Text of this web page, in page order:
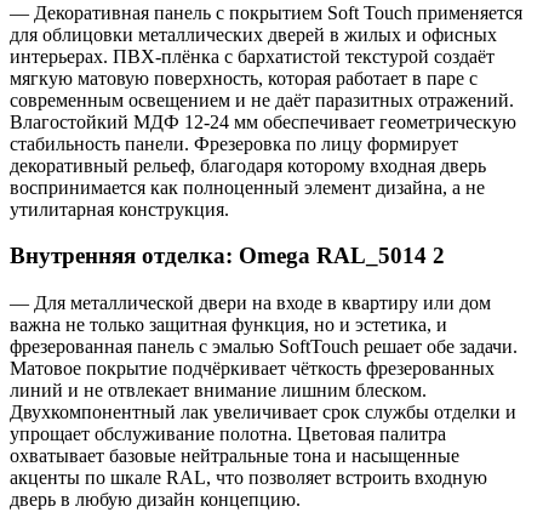
— Декоративная панель с покрытием Soft Touch применяется
для облицовки металлических дверей в жилых и офисных
интерьерах. ПВХ-плёнка с бархатистой текстурой создаёт
мягкую матовую поверхность, которая работает в паре с
современным освещением и не даёт паразитных отражений.
Влагостойкий МДФ 12-24 мм обеспечивает геометрическую
стабильность панели. Фрезеровка по лицу формирует
декоративный рельеф, благодаря которому входная дверь
воспринимается как полноценный элемент дизайна, а не
утилитарная конструкция.
Внутренняя отделка: Omega RAL_5014 2
— Для металлической двери на входе в квартиру или дом
важна не только защитная функция, но и эстетика, и
фрезерованная панель с эмалью SoftTouch решает обе задачи.
Матовое покрытие подчёркивает чёткость фрезерованных
линий и не отвлекает внимание лишним блеском.
Двухкомпонентный лак увеличивает срок службы отделки и
упрощает обслуживание полотна. Цветовая палитра
охватывает базовые нейтральные тона и насыщенные
акценты по шкале RAL, что позволяет встроить входную
дверь в любую дизайн концепцию.